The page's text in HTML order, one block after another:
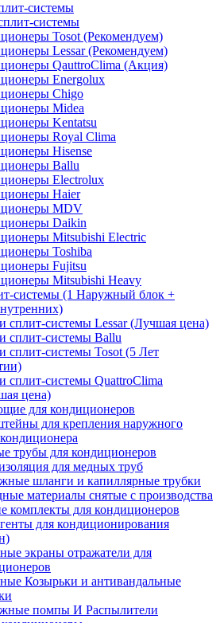
системы
системы
Tosot (Рекомендуем)
Lessar (Рекомендуем)
QauttroClima (Акция)
Energolux
Chigo
Midea
Kentatsu
Royal Clima
Hisense
Ballu
Electrolux
Haier
MDV
Daikin
Mitsubishi Electric
Toshiba
Fujitsu
Mitsubishi Heavy
системы (1 Наружный блок +
сплит-системы Lessar (Лучшая цена)
сплит-системы Ballu
сплит-системы Tosot (5 Лет
сплит-системы QuattroClima
цена)
для кондиционеров
для крепления наружного
трубы для кондиционеров
для медных труб
шланги и капиллярные трубки
материалы снятые с производства
комплекты для кондиционеров
для кондиционирования
экраны отражатели для
Козырьки и антивандальные
помпы И Распылители